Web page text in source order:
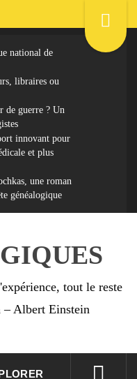
national de
libraires ou
de guerre ? Un
innovant pour
et plus
une roman
généalogique
tout le reste
– Albert Einstein